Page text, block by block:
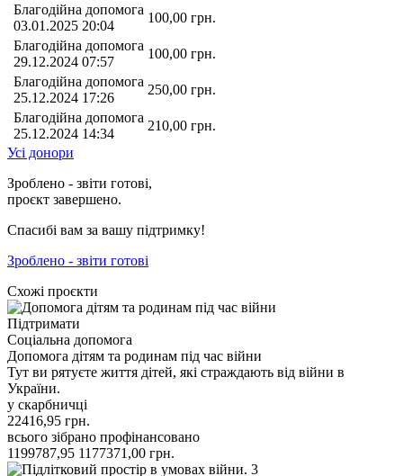
Благодійна допомога
03.01.2025 20:04
100,00 грн.
Благодійна допомога
29.12.2024 07:57
100,00 грн.
Благодійна допомога
25.12.2024 17:26
250,00 грн.
Благодійна допомога
25.12.2024 14:34
210,00 грн.
Усі донори
Зроблено - звіти готові,
проєкт завершено.
Спасибі вам за вашу підтримку!
Зроблено - звіти готові
Схожі проєкти
Підтримати
Соціальна допомога
Допомога дітям та родинам під час війни
Тут ви рятуєте життя дітей, які страждають від війни в
України.
у скарбничці
22416,95 грн.
всього зібрано профінансовано
1199787,95 1177371,00 грн.